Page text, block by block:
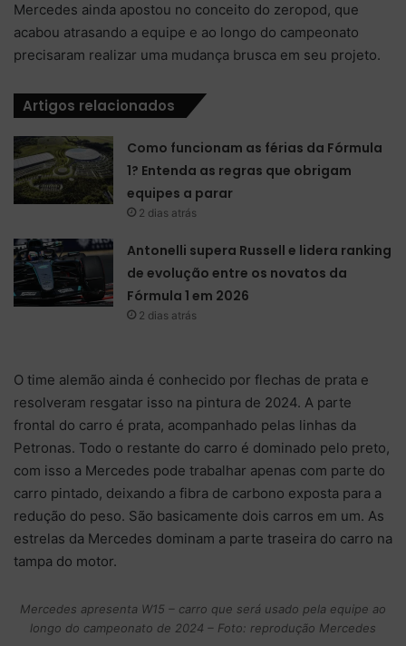
Mercedes ainda apostou no conceito do zeropod, que
acabou atrasando a equipe e ao longo do campeonato
precisaram realizar uma mudança brusca em seu projeto.
Artigos relacionados
Como funcionam as férias da Fórmula
1? Entenda as regras que obrigam
equipes a parar
2 dias atrás
Antonelli supera Russell e lidera ranking
de evolução entre os novatos da
Fórmula 1 em 2026
2 dias atrás
O time alemão ainda é conhecido por flechas de prata e
resolveram resgatar isso na pintura de 2024. A parte
frontal do carro é prata, acompanhado pelas linhas da
Petronas. Todo o restante do carro é dominado pelo preto,
com isso a Mercedes pode trabalhar apenas com parte do
carro pintado, deixando a fibra de carbono exposta para a
redução do peso. São basicamente dois carros em um. As
estrelas da Mercedes dominam a parte traseira do carro na
tampa do motor.
Mercedes apresenta W15 – carro que será usado pela equipe ao
longo do campeonato de 2024 – Foto: reprodução Mercedes